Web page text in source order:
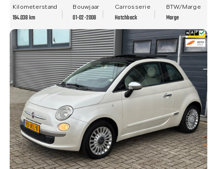
Kilometerstand
194.038 km
Bouwjaar
01-02-2008
Carrosserie
Hatchback
BTW/Marge
Marge